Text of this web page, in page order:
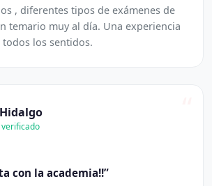
, diferentes tipos de exámenes de
temario muy al día. Una experiencia
los sentidos.
con la academia!!”